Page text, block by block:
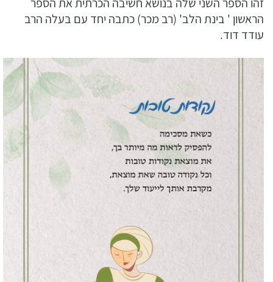
הראשון ' בינת הלב' (רב מכר) כתבה יחד עם בעלה הרב
עודד דוד.